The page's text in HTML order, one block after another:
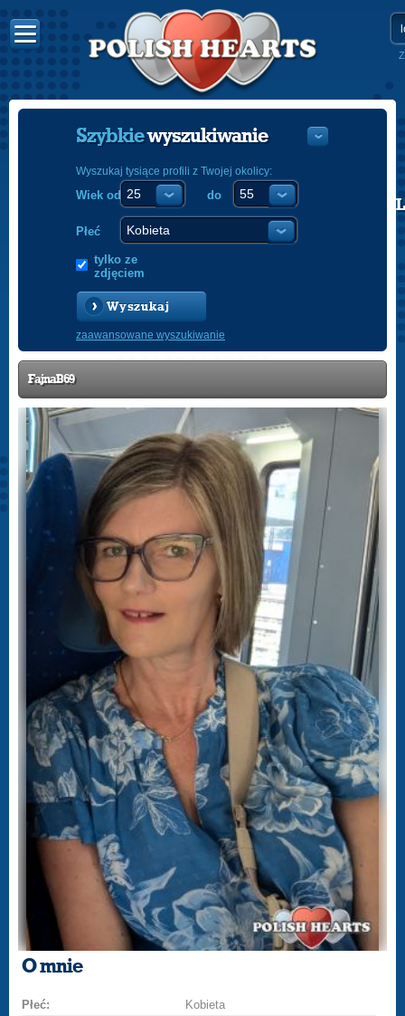
POLISH
Szybkiewyszukiwanie
Wyszukaj tysiące profili z Twojej okolicy:
Wiek od do
Płeć
tylko ze
zdjęciem
Wyszukaj
zaawansowane wyszukiwanie
FajnaB69
O mnie
Płeć:
Kobieta